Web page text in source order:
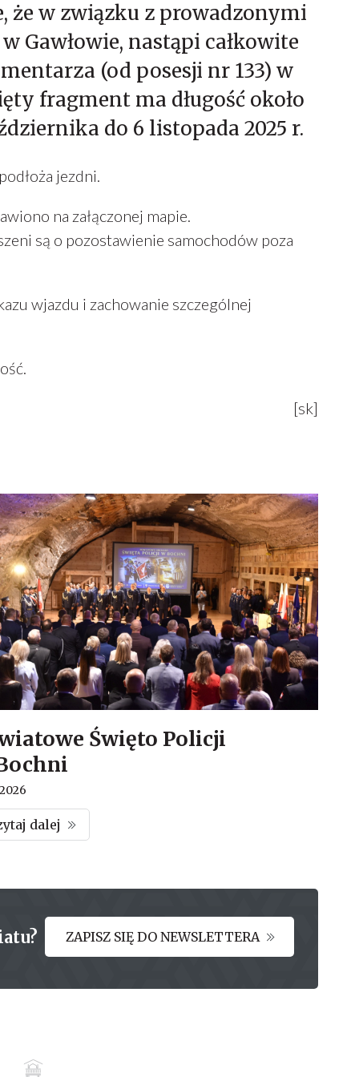
że w związku z prowadzonymi
Gawłowie, nastąpi całkowite
(od posesji nr 133) w
fragment ma długość około
do 6 listopada 2025 r.
jezdni.
na załączonej mapie.
są o pozostawienie samochodów poza
wjazdu i zachowanie szczególnej
[sk]
Święto Policji
dalej
ZAPISZ SIĘ DO NEWSLETTERA